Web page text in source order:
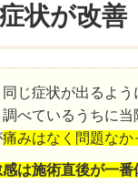
状が改善
同じ症状が出るよ
調べているうちに
痛みはなく問題なか
は施術直後が一